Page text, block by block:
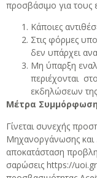
προσβάσιμο για τους
Κάποιες
Στις φόρμες
δεν υπάρχει
Μη ύπαρξη
περιέχονται
εκδηλώσεων
Μέτρα
Γίνεται συνεχής
Μηχανοργάνωσης και
αποκατάσταση
σαρώσεις https://